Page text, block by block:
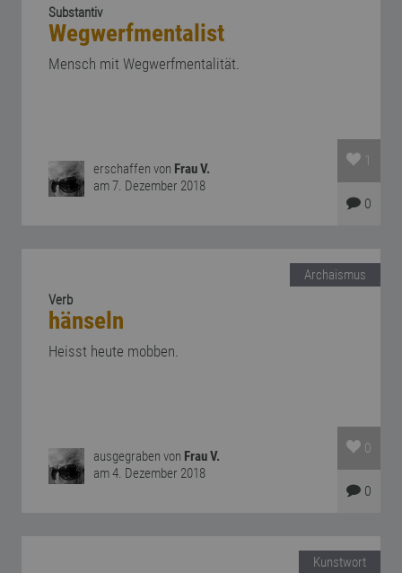
Substantiv
Wegwerfmentalist
Mensch mit Wegwerfmentalität.
erschaffen von Frau V.
am 7. Dezember 2018
1
0
Archaismus
Verb
hänseln
Heisst heute mobben.
ausgegraben von Frau V.
am 4. Dezember 2018
0
0
Kunstwort